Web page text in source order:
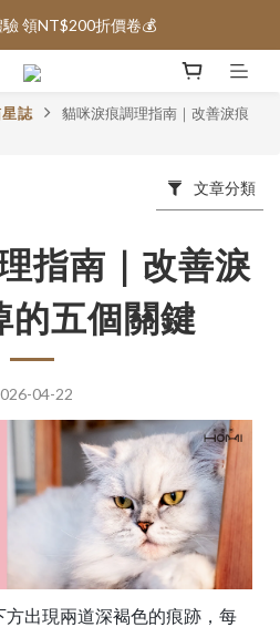
館滿1000元免運 🚚
領NT$200折價卷💰
全館滿1000元免運 🚚
誌
貓咪淚痕調理指南｜改善淚痕
文章分類
指南｜改善淚
的五個關鍵
04-22
出現兩道深褐色的痕跡，每